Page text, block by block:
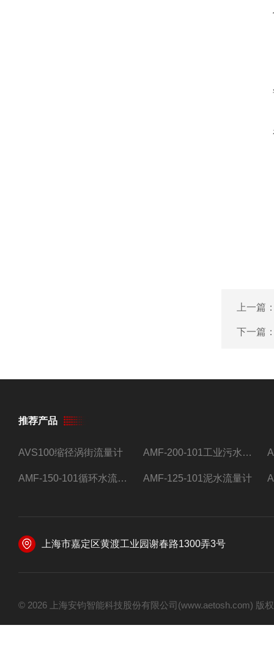
上一篇
下一篇
推荐产品
AVS100缩径涡街流量计 AMF-200-101工业污水流量计
AMF-150-101循环水流量计,电磁流量计 AMF-125-101泥水流量计
上海市嘉定区黄渡工业园谢春路1300弄3号
© 2026 上海安钧智能科技股份有限公司(www.aetosh.com)